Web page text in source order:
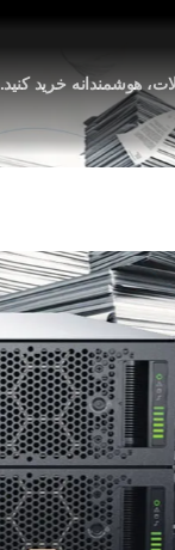
هوشمندانه خرید کنید.